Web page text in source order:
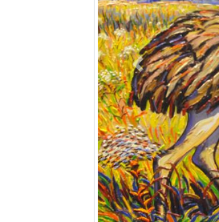
Previous